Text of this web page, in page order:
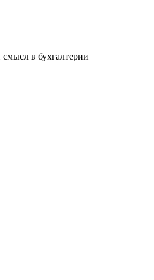
в бухгалтерии